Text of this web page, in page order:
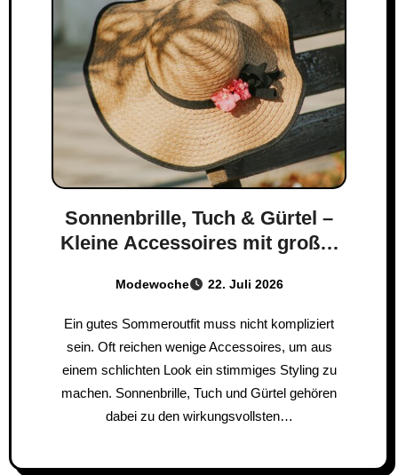
Sonnenbrille, Tuch & Gürtel –
Kleine Accessoires mit großer
Modewoche 22. Juli 2026
Ein gutes Sommeroutfit muss nicht kompliziert
sein. Oft reichen wenige Accessoires, um aus
einem schlichten Look ein stimmiges Styling zu
machen. Sonnenbrille, Tuch und Gürtel gehören
dabei zu den wirkungsvollsten…